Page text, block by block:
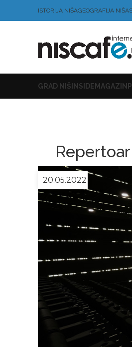
ISTORIJA NIŠAGEOGRAFIJA NIŠA
GRAD NIŠ INSIDE MAGAZIN
20.05.2022